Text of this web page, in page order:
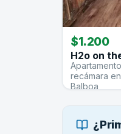
$1.200
H2o on
recámara
Balboa